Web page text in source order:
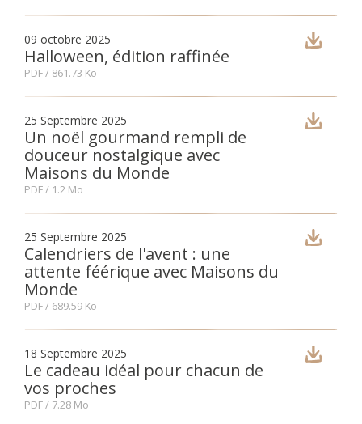
09 octobre 2025
Halloween, édition raffinée
PDF/ 861.73 Ko
25 Septembre 2025
Un noël gourmand rempli de
douceur nostalgique avec
Maisons du Monde
PDF/ 1.2 Mo
25 Septembre 2025
Calendriers de l'avent : une
attente féérique avec Maisons du
Monde
PDF/ 689.59 Ko
18 Septembre 2025
Le cadeau idéal pour chacun de
vos proches
PDF/ 7.28 Mo